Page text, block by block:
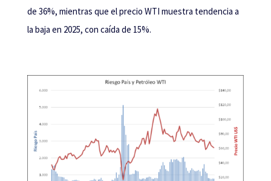
de 36%, mientras que el precio WTI muestra tendencia a
la baja en 2025, con caída de 15%.